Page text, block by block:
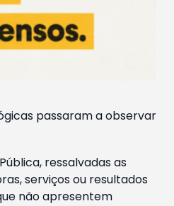
passaram a observar
ressalvadas as
serviços ou resultados
não apresentem